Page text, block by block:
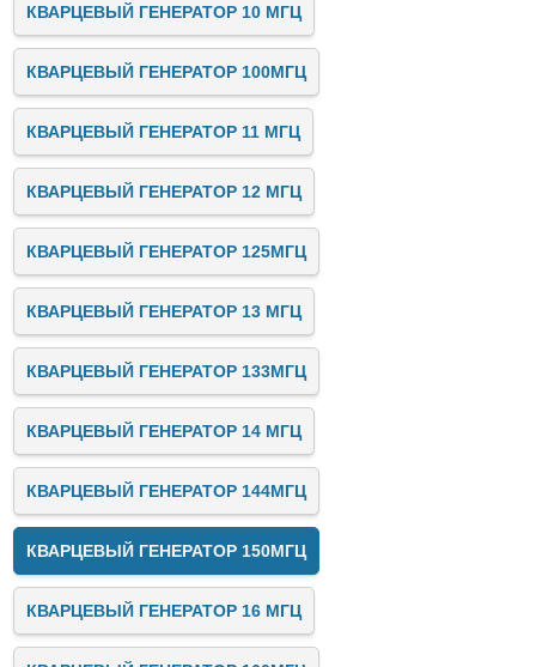
КВАРЦЕВЫЙ ГЕНЕРАТОР 10 МГЦ
КВАРЦЕВЫЙ ГЕНЕРАТОР 100МГЦ
КВАРЦЕВЫЙ ГЕНЕРАТОР 11 МГЦ
КВАРЦЕВЫЙ ГЕНЕРАТОР 12 МГЦ
КВАРЦЕВЫЙ ГЕНЕРАТОР 125МГЦ
КВАРЦЕВЫЙ ГЕНЕРАТОР 13 МГЦ
КВАРЦЕВЫЙ ГЕНЕРАТОР 133МГЦ
КВАРЦЕВЫЙ ГЕНЕРАТОР 14 МГЦ
КВАРЦЕВЫЙ ГЕНЕРАТОР 144МГЦ
КВАРЦЕВЫЙ ГЕНЕРАТОР 150МГЦ
КВАРЦЕВЫЙ ГЕНЕРАТОР 16 МГЦ